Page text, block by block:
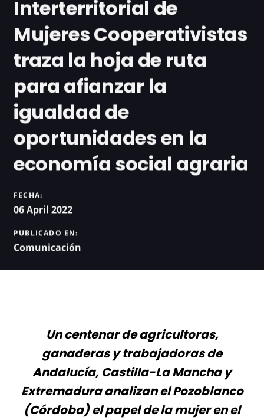
Interterritorial de
Mujeres Cooperativistas
traza la hoja de ruta
para afianzar la
igualdad de
oportunidades en la
economía social agraria
FECHA:
06 April 2022
PUBLICADO EN:
Comunicación
Un centenar de agricultoras,
ganaderas y trabajadoras de
Andalucía, Castilla-La Mancha y
Extremadura analizan el Pozoblanco
(Córdoba) el papel de la mujer en el